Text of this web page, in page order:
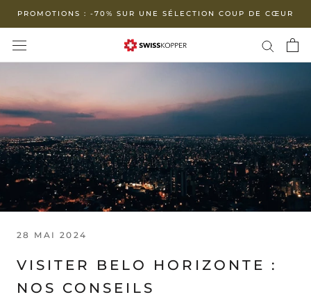
contenu
PROMOTIONS : -70% SUR UNE SÉLECTION COUP DE CŒUR
28 MAI 2024
VISITER BELO HORIZONTE :
NOS CONSEILS